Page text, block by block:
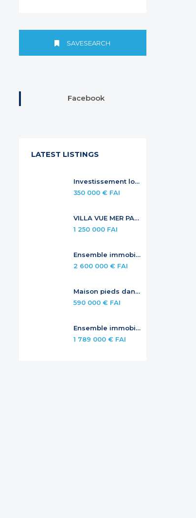
SAVESEARCH
Facebook
LATEST LISTINGS
Investissement locatif sécurisé — Duplex à Anse Marcel
350 000 € FAI
VILLA VUE MER PANORAMIQUE AVEC PISCINE À DÉBORDEMENT
1 250 000 FAI
Ensemble immobilier de standing – investissement locatif premium
2 600 000 € FAI
Maison pieds dans l’eau avec piscine privée
590 000 € FAI
Ensemble immobilier avec rendement et potentiel – Jardins de la Baie Orientale
1 789 000 € FAI